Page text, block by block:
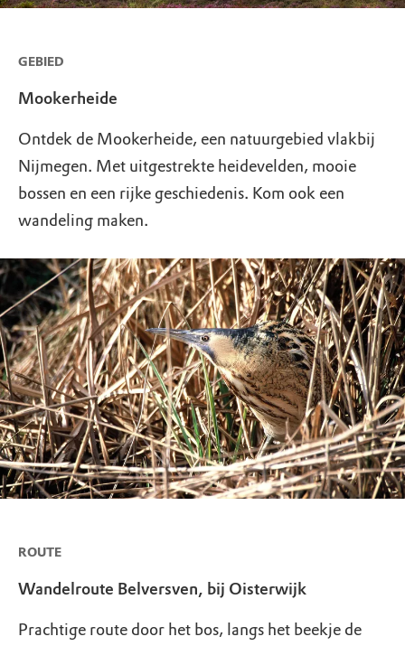
GEBIED
Mookerheide
Ontdek de Mookerheide, een natuurgebied vlakbij
Nijmegen. Met uitgestrekte heidevelden, mooie
bossen en een rijke geschiedenis. Kom ook een
wandeling maken.
ROUTE
Wandelroute Belversven, bij Oisterwijk
Prachtige route door het bos, langs het beekje de